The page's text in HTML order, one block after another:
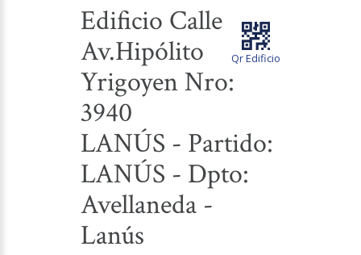
Qr Edificio
Edificio Calle
Av.Hipólito
Yrigoyen Nro:
3940
LANÚS - Partido:
LANÚS - Dpto:
Avellaneda -
Lanús